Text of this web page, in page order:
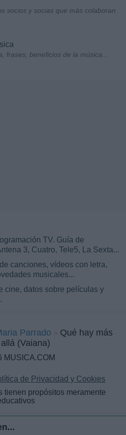
socios y socias que más colaboran
frases, beneficios de la música...
TV. Guía de
3, Cuatro, Tele5, La Sexta...
canciones, vídeos con letra,
musicales...
cine, datos sobre películas y
Parrado
Qué hay más
allá (Vaiana)
MUSICA.COM
de Privacidad y Cookies
tienen propósitos meramente